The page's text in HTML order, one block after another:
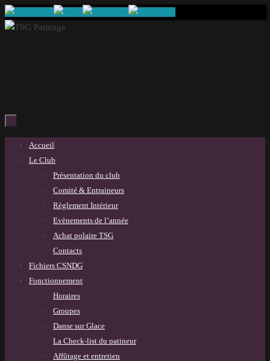
Passer
au
Passer
Accueil
Le Club
Présentation du club
Comité & Entraineurs
Règlement Intérieur
Evènements de l’année
Achat polaire TSG
Contacts
Fichiers CSNDG
Fonctionnement
Horaires
Groupes
Danse sur Glace
La Check-list du patineur
Affûtage et entretien